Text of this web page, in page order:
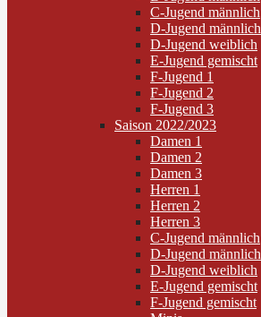
C-Jugend männlich
D-Jugend männlich
D-Jugend weiblich
E-Jugend gemischt
F-Jugend 1
F-Jugend 2
F-Jugend 3
Saison 2022/2023
Damen 1
Damen 2
Damen 3
Herren 1
Herren 2
Herren 3
C-Jugend männlich
D-Jugend männlich
D-Jugend weiblich
E-Jugend gemischt
F-Jugend gemischt